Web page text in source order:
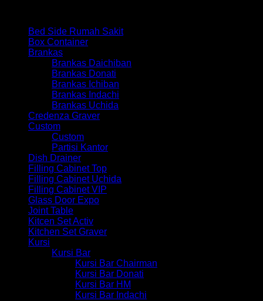
Bed Side Rumah Sakit
Box Container
Brankas
Brankas Daichiban
Brankas Donati
Brankas Ichiban
Brankas Indachi
Brankas Uchida
Credenza Graver
Custom
Custom
Partisi Kantor
Dish Drainer
Filling Cabinet Top
Filling Cabinet Uchida
Filling Cabinet VIP
Glass Door Expo
Joint Table
Kitcen Set Activ
Kitchen Set Graver
Kursi
Kursi Bar
Kursi Bar Chairman
Kursi Bar Donati
Kursi Bar HM
Kursi Bar Indachi